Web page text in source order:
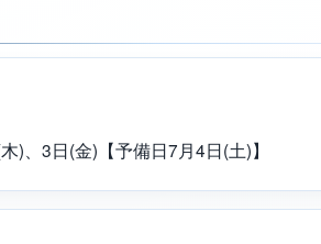
)、3日(金)【予備日7月4日(土)】